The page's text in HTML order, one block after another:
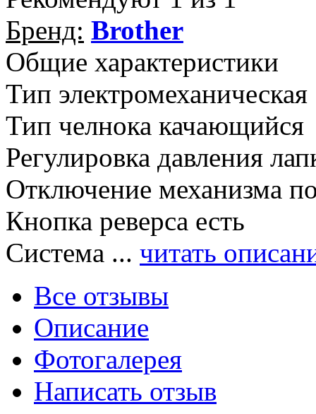
Бренд: Brother
Общие характеристики
Тип электромеханическая
Тип челнока качающийся
Регулировка давления
Отключение механизма
Кнопка реверса есть
Система ... читать
Все отзывы
Описание
Фотогалерея
Написать отзыв